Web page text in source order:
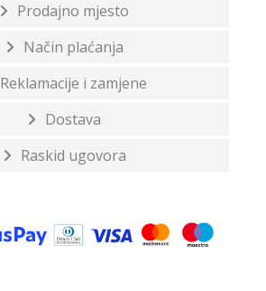
Prodajno mjesto
Način plaćanja
Reklamacije i zamjene
Dostava
Raskid ugovora